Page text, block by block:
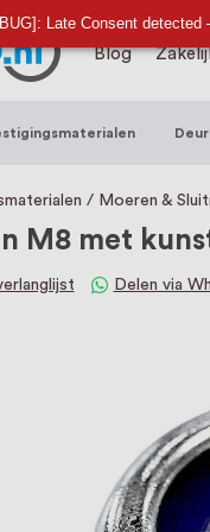
Late Consent
écht
deurbeslag,
waar
service
Blog
Moeren &
M8 met
Delen via